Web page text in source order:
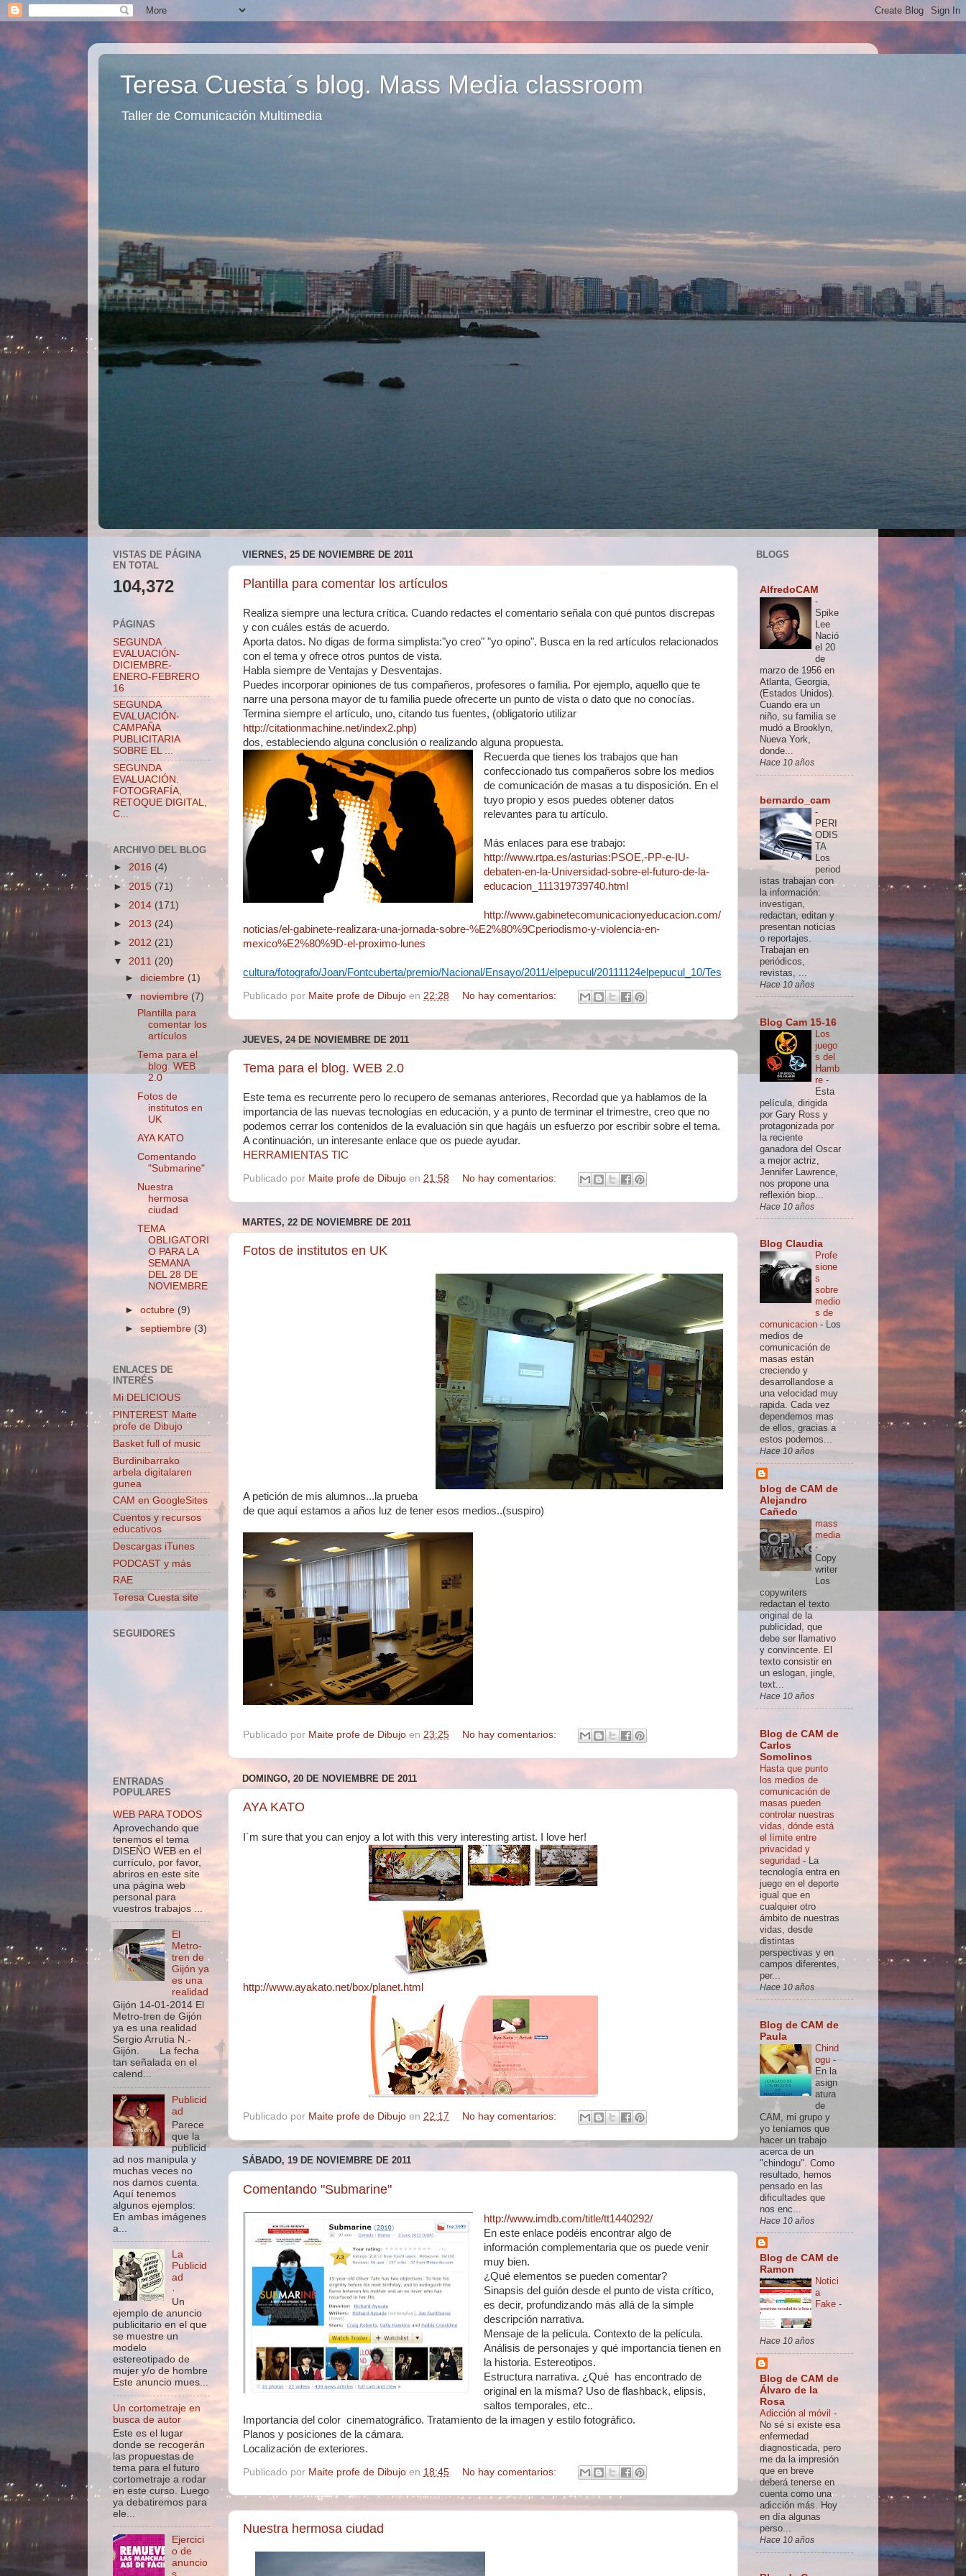
Teresa Cuesta´s blog. Mass Media classroom
Taller de Comunicación Multimedia
VIERNES, 25 DE NOVIEMBRE DE 2011
Plantilla para comentar los artículos
Realiza siempre una lectura crítica. Cuando redactes el comentario señala con qué puntos discrepas
y con cuáles estás de acuerdo.
Aporta datos. No digas de forma simplista:"yo creo" "yo opino". Busca en la red artículos relacionados
con el tema y ofrece otros puntos de vista.
Habla siempre de Ventajas y Desventajas.
Puedes incorporar opiniones de tus compañeros, profesores o familia. Por ejemplo, aquello que te
narre una persona mayor de tu familia puede ofrecerte un punto de vista o dato que no conocías.
Termina siempre el artículo, uno, citando tus fuentes, (obligatorio utilizar
http://citationmachine.net/index2.php)
dos, estableciendo alguna conclusión o realizando alguna propuesta.
Recuerda que tienes los trabajos que han
confeccionado tus compañeros sobre los medios
de comunicación de masas a tu disposición. En el
tuyo propio y esos puedes obtener datos
relevantes para tu artículo.
Más enlaces para ese trabajo:
http://www.rtpa.es/asturias:PSOE,-PP-e-IU-
debaten-en-la-Universidad-sobre-el-futuro-de-la-
educacion_111319739740.html
http://www.gabinetecomunicacionyeducacion.com/
noticias/el-gabinete-realizara-una-jornada-sobre-%E2%80%9Cperiodismo-y-violencia-en-
mexico%E2%80%9D-el-proximo-lunes
cultura/fotografo/Joan/Fontcuberta/premio/Nacional/Ensayo/2011/elpepucul/20111124elpepucul_10/Tes
Publicado por Maite profe de Dibujo en 22:28 No hay comentarios:
JUEVES, 24 DE NOVIEMBRE DE 2011
Tema para el blog. WEB 2.0
Este tema es recurrente pero lo recupero de semanas anteriores, Recordad que ya hablamos de la
importancia de las nuevas tecnologías en educación, y a punto de terminar el trimestre, creo que no
podemos cerrar los contenidos de la evaluación sin que hagáis un esfuerzo por escribir sobre el tema.
A continuación, un interesante enlace que os puede ayudar.
HERRAMIENTAS TIC
Publicado por Maite profe de Dibujo en 21:58 No hay comentarios:
MARTES, 22 DE NOVIEMBRE DE 2011
Fotos de institutos en UK
A petición de mis alumnos...la prueba
de que aquí estamos a años luz de tener esos medios..(suspiro)
Publicado por Maite profe de Dibujo en 23:25 No hay comentarios:
DOMINGO, 20 DE NOVIEMBRE DE 2011
AYA KATO
I´m sure that you can enjoy a lot with this very interesting artist. I love her!
http://www.ayakato.net/box/planet.html
Publicado por Maite profe de Dibujo en 22:17 No hay comentarios:
SÁBADO, 19 DE NOVIEMBRE DE 2011
Comentando "Submarine"
http://www.imdb.com/title/tt1440292/
En este enlace podéis encontrar algo de
información complementaria que os puede venir
muy bien.
¿Qué elementos se pueden comentar?
Sinapsis del guión desde el punto de vista crítico,
es decir, profundizando más allá de la simple
descripción narrativa.
Mensaje de la película. Contexto de la película.
Análisis de personajes y qué importancia tienen en
la historia. Estereotipos.
Estructura narrativa. ¿Qué has encontrado de
original en la misma? Uso de flashback, elipsis,
saltos temporales, etc..
Importancia del color cinematográfico. Tratamiento de la imagen y estilo fotográfico.
Planos y posiciones de la cámara.
Localización de exteriores.
Publicado por Maite profe de Dibujo en 18:45 No hay comentarios:
Nuestra hermosa ciudad
VISTAS DE PÁGINA
EN TOTAL
104,372
PÁGINAS
SEGUNDA
EVALUACIÓN-
DICIEMBRE-
ENERO-FEBRERO
16
SEGUNDA
EVALUACIÓN-
CAMPAÑA
PUBLICITARIA
SOBRE EL ...
SEGUNDA
EVALUACIÓN.
FOTOGRAFÍA,
RETOQUE DIGITAL,
C...
ARCHIVO DEL BLOG
► 2016 (4)
► 2015 (71)
► 2014 (171)
► 2013 (24)
► 2012 (21)
▼ 2011 (20)
►diciembre (1)
▼ noviembre (7)
Plantilla para
comentar los
artículos
Tema para el
blog. WEB
2.0
Fotos de
institutos en
UK
AYA KATO
Comentando
"Submarine"
Nuestra
hermosa
ciudad
TEMA
OBLIGATORI
O PARA LA
SEMANA
DEL 28 DE
NOVIEMBRE
►octubre (9)
►septiembre(3)
ENLACES DE
INTERÉS
Mi DELICIOUS
PINTEREST Maite
profe de Dibujo
Basket full of music
Burdinibarrako
arbela digitalaren
gunea
CAM en GoogleSites
Cuentos y recursos
educativos
Descargas iTunes
PODCAST y más
RAE
Teresa Cuesta site
SEGUIDORES
ENTRADAS
POPULARES
WEB PARA TODOS
Aprovechando que
tenemos el tema
DISEÑO WEB en el
currículo, por favor,
abriros en este site
una página web
personal para
vuestros trabajos ...
El
Metro-
tren de
Gijón ya
es una
realidad
Gijón 14-01-2014 El
Metro-tren de Gijón
ya es una realidad
Sergio Arrutia N.-
Gijón. La fecha
tan señalada en el
calend...
Publicid
ad
Parece
que la
publicid
ad nos manipula y
muchas veces no
nos damos cuenta.
Aquí tenemos
algunos ejemplos:
En ambas imágenes
a...
La
Publicid
ad
·
Un
ejemplo de anuncio
publicitario en el que
se muestre un
modelo
estereotipado de
mujer y/o de hombre
Este anuncio mues...
Un cortometraje en
busca de autor
Este es el lugar
donde se recogerán
las propuestas de
tema para el futuro
cortometraje a rodar
en este curso. Luego
ya debatiremos para
ele...
Ejercici
o de
anuncio
BLOGS
AlfredoCAM
-
Spike
Lee
Nació
el 20
de
marzo de 1956 en
Atlanta, Georgia,
(Estados Unidos).
Cuando era un
niño, su familia se
mudó a Brooklyn,
Nueva York,
donde...
Hace 10 años
bernardo_cam
-
PERI
ODIS
TA
Los
period
istas trabajan con
la información:
investigan,
redactan, editan y
presentan noticias
o reportajes.
Trabajan en
periódicos,
revistas, ...
Hace 10 años
Blog Cam 15-16
Los
juego
s del
Hamb
re -
Esta
película, dirigida
por Gary Ross y
protagonizada por
la reciente
ganadora del Oscar
a mejor actriz,
Jennifer Lawrence,
nos propone una
reflexión biop...
Hace 10 años
Blog Claudia
Profe
sione
s
sobre
medio
s de
comunicacion - Los
medios de
comunicación de
masas están
creciendo y
desarrollandose a
una velocidad muy
rapida. Cada vez
dependemos mas
de ellos, gracias a
estos podemos...
Hace 10 años
blog de CAM de
Alejandro
Cañedo
mass
media
-
Copy
writer
Los
copywriters
redactan el texto
original de la
publicidad, que
debe ser llamativo
y convincente. El
texto consistir en
un eslogan, jingle,
text...
Hace 10 años
Blog de CAM de
Carlos
Somolinos
Hasta que punto
los medios de
comunicación de
masas pueden
controlar nuestras
vidas, dónde está
el límite entre
privacidad y
seguridad -
La
tecnología entra en
juego en el deporte
igual que en
cualquier otro
ámbito de nuestras
vidas, desde
distintas
perspectivas y en
campos diferentes,
per...
Hace 10 años
Blog de CAM de
Paula
Chind
ogu -
En la
asign
atura
de
CAM, mi grupo y
yo teníamos que
hacer un trabajo
acerca de un
"chindogu". Como
resultado, hemos
pensado en las
dificultades que
nos enc...
Hace 10 años
Blog de CAM de
Ramon
Notici
a
Fake -
Hace 10 años
Blog de CAM de
Álvaro de la
Rosa
Adicción al móvil -
No sé si existe esa
enfermedad
diagnosticada, pero
me da la impresión
que en breve
deberá tenerse en
cuenta como una
adicción más. Hoy
en día algunas
perso...
Hace 10 años